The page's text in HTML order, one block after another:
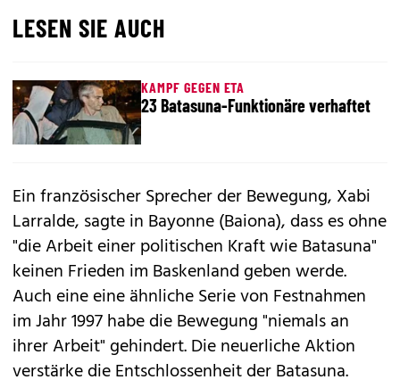
LESEN SIE AUCH
KAMPF GEGEN ETA
23 Batasuna-Funktionäre verhaftet
Ein französischer Sprecher der Bewegung, Xabi
Larralde, sagte in Bayonne (Baiona), dass es ohne
"die Arbeit einer politischen Kraft wie Batasuna"
keinen Frieden im Baskenland geben werde.
Auch eine eine ähnliche Serie von Festnahmen
im Jahr 1997 habe die Bewegung "niemals an
ihrer Arbeit" gehindert. Die neuerliche Aktion
verstärke die Entschlossenheit der Batasuna.